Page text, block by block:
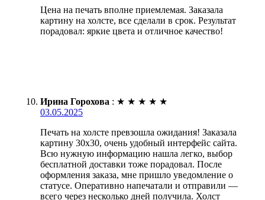
Цена на печать вполне приемлемая. Заказала
картину на холсте, все сделали в срок. Результат
порадовал: яркие цвета и отличное качество!
Ирина Горохова : ★ ★ ★ ★ ★
03.05.2025
Печать на холсте превзошла ожидания! Заказала
картину 30х30, очень удобный интерфейс сайта.
Всю нужную информацию нашла легко, выбор
бесплатной доставки тоже порадовал. После
оформления заказа, мне пришло уведомление о
статусе. Оперативно напечатали и отправили —
всего через несколько дней получила. Холст